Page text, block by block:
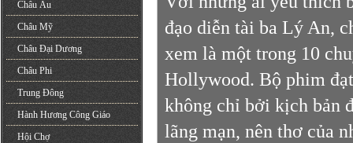
Châu Âu
Châu Mỹ
Châu Đại Dương
Châu Phi
Trung Đông
Hành Hương Công Giáo
Hội Chợ
đạo diễn tài ba Lý An,
xem là một trong 10
Hollywood. Bộ phim
không chỉ bởi kịch bản
lãng mạn, nên thơ của